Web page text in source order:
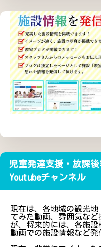
児童発達支援・放課
Youtubeチャンネル
現在は、各地域の観光
てみた動画、雰囲気な
が、将来的には、各施
動画での施設情報など発